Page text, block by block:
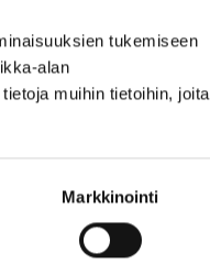
tukemiseen
alan
muihin tietoihin, joita
Markkinointi
huolto - Bilia Olari